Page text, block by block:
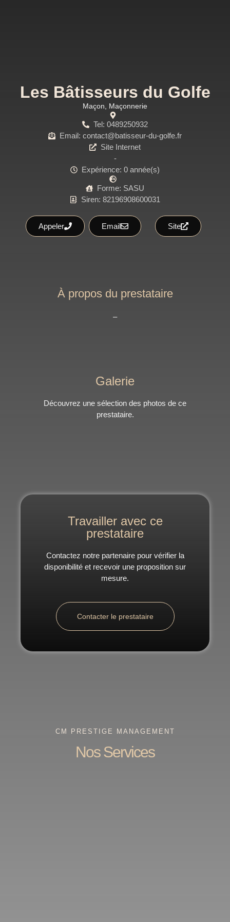
Les Bâtisseurs du Golfe
Maçon Maçonnerie
Tel: 0489250932
Email: contact@batisseur-du-golfe.fr
Site Internet
-
Expérience: 0 année(s)
Forme: SASU
Siren: 82196908600031
Appeler Email Site
À propos du prestataire
–
Galerie
Découvrez une sélection des photos de ce
prestataire.
Travailler avec ce
prestataire
Contactez notre partenaire pour vérifier la
disponibilité et recevoir une proposition sur
mesure.
Contacter le prestataire
CM PRESTIGE MANAGEMENT
Nos Services